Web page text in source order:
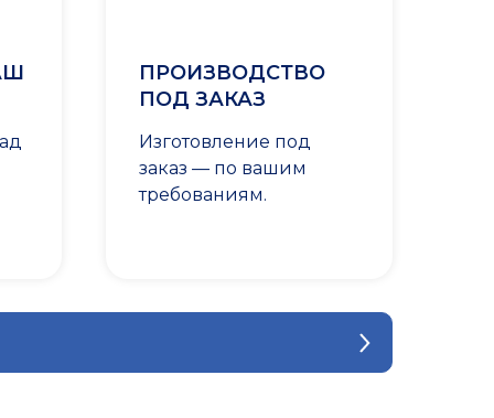
ПРОИЗВОДСТВО
ПОД ЗАКАЗ
Изготовление под
заказ — по вашим
требованиям.